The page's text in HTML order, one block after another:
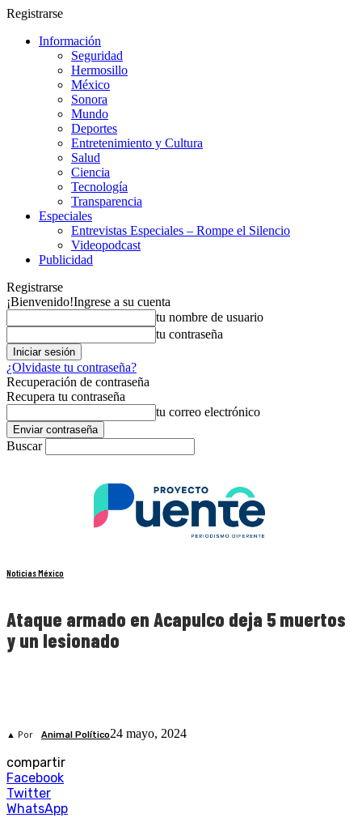
Registrarse
Información
Seguridad
Hermosillo
México
Sonora
Mundo
Deportes
Entretenimiento y Cultura
Salud
Ciencia
Tecnología
Transparencia
Especiales
Entrevistas Especiales – Rompe el Silencio
Videopodcast
Publicidad
Registrarse
¡Bienvenido!Ingrese a su cuenta
tu nombre de usuario
tu contraseña
¿Olvidaste tu contraseña?
Recuperación de contraseña
Recupera tu contraseña
tu correo electrónico
Buscar
Noticias México
Ataque armado en Acapulco deja 5 muertos
y un lesionado
▲ Por Animal Político24 mayo, 2024
compartir
Facebook
Twitter
WhatsApp